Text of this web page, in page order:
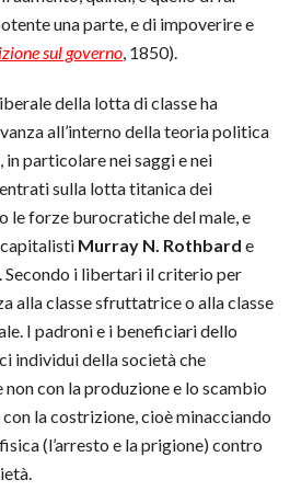
una parte, e di impoverire e
sul governo, 1850).
della lotta di classe ha
all’interno della teoria politica
in particolare nei saggi e nei
sulla lotta titanica dei
forze burocratiche del male, e
Murray N. Rothbard e
. Secondo i libertari il criterio per
alla classe sfruttatrice o alla classe
I padroni e i beneficiari dello
individui della società che
con la produzione e lo scambio
la costrizione, cioè minacciando
(l’arresto e la prigione) contro